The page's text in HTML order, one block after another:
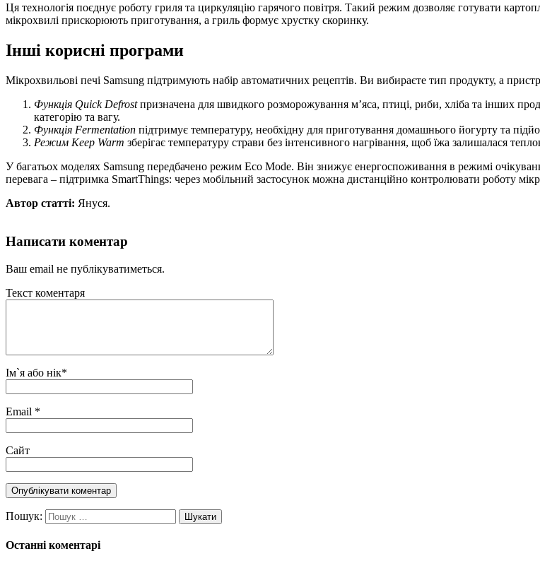
Ця технологія поєднує роботу гриля та циркуляцію гарячого повітря. Такий режим дозволяє готувати
мікрохвилі прискорюють приготування, а гриль формує хрустку скоринку.
Інші корисні програми
Мікрохвильові печі Samsung підтримують набір автоматичних рецептів. Ви вибираєте тип продукту, а
Функція Quick Defrostпризначена для швидкого розморожування м’яса, птиці, риби, хліба та інших
категорію та вагу.
Функція Fermentation підтримує температуру, необхідну для приготування домашнього йогурту та
Режим Keep Warm зберігає температуру страви без інтенсивного нагрівання, щоб їжа залишалася
У багатьох моделях Samsung передбачено режим Eco Mode. Він знижує енергоспоживання в режимі
перевага – підтримка SmartThings: через мобільний застосунок можна дистанційно контролювати роботу
Автор статті: Януся.
Написати коментар
Ваш email не публікуватиметься.
Текст коментаря
Ім`я або нік*
Email *
Сайт
Пошук:
Останні коментарі